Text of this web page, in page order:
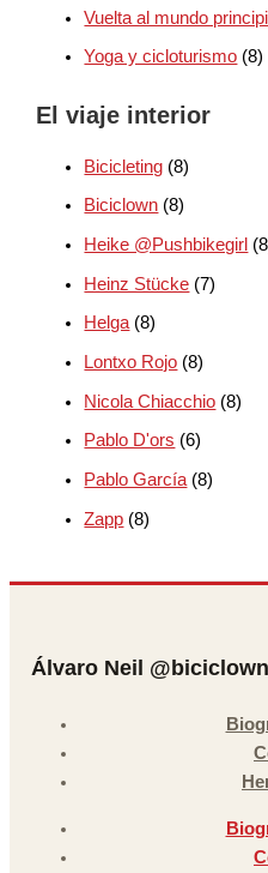
Vuelta al mundo
Yoga y cicloturismo (8)
El viaje interior
Bicicleting (8)
Biciclown (8)
Heike @Pushbikegirl
Heinz Stücke (7)
Helga(8)
Lontxo Rojo (8)
Nicola Chiacchio (8)
Pablo D'ors (6)
Pablo García (8)
Zapp (8)
Álvaro Neil @biciclown